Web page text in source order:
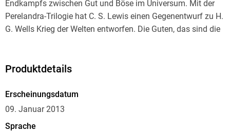
Endkampfs zwischen Gut und Böse im Universum. Mit der
Perelandra-Trilogie hat C. S. Lewis einen Gegenentwurf zu H.
G. Wells Krieg der Welten entworfen. Die Guten, das sind die
lebendig vor Augen treten. Entstanden ist die Trilogie in den
in Fragen der Ethik und wissenschaftlichen Machbarkeit. C.
S. Lewis, der Wegbereiter der modernen Fantasy, verwebt in
Produktdetails
Erscheinungsdatum
09. Januar 2013
Sprache